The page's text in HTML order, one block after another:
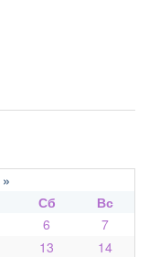
»
Сб
Вс
6
7
13
14